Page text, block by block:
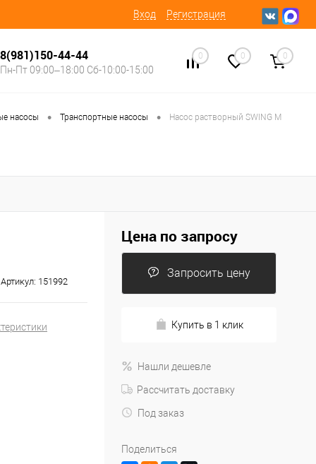
Вход Регистрация
8(981)150-44-44
Пн-Пт 09:00–18:00 Сб-10:00-15:00
0 0 0
насосы • Транспортные насосы • Насос растворный SWING M
Артикул: 151992
Цена по запросу
Запросить цену
Купить в 1 клик
Нашли дешевле
Рассчитать доставку
Под заказ
Поделиться